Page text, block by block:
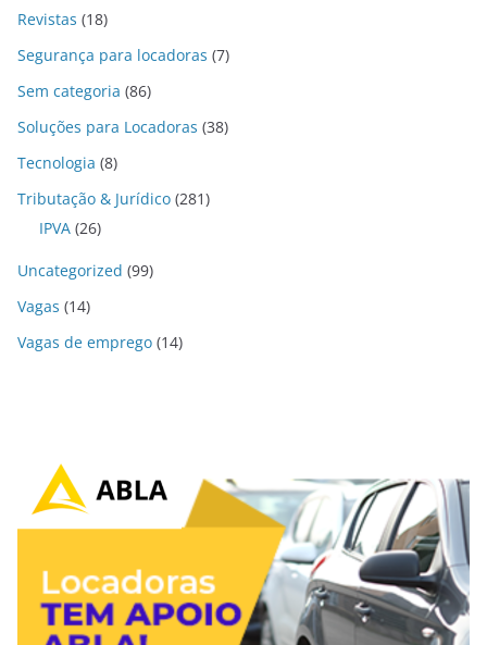
Revistas (18)
Segurança para locadoras (7)
Sem categoria (86)
Soluções para Locadoras (38)
Tecnologia (8)
Tributação & Jurídico (281)
IPVA (26)
Uncategorized (99)
Vagas (14)
Vagas de emprego (14)